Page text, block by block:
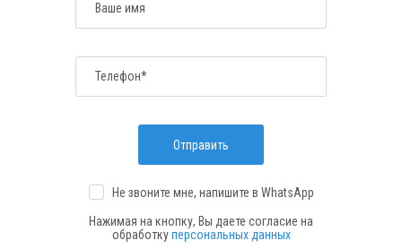
Ваше имя
Телефон*
Отправить
Не звоните мне, напишите в WhatsApp
Нажимая на кнопку, Вы даете согласие на
обработкуперсональных данных